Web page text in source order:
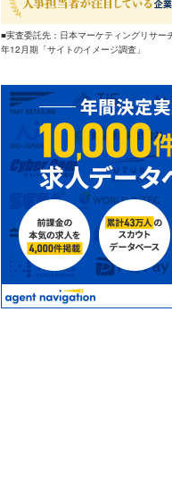
■実査委託先：日本マーケティングリサー
年12月期「サイトのイメージ調査」